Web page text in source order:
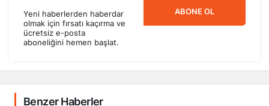
Yeni haberlerden haberdar
olmak için fırsatı kaçırma ve
ücretsiz e-posta
aboneliğini hemen başlat.
ABONE OL
Benzer Haberler